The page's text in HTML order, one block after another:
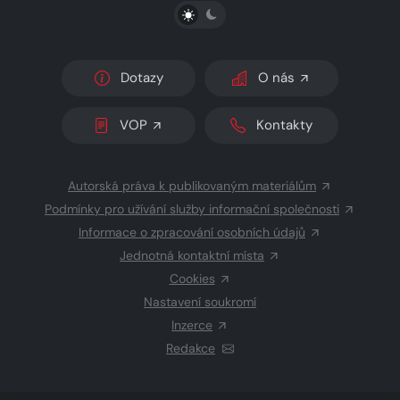
PŘEPNOUT SVĚTLÝ/TMAVÝ REŽIM
Dotazy O nás
VOP Kontakty
Autorská práva k publikovaným materiálům
Podmínky pro užívání služby informační společnosti
Informace o zpracování osobních údajů
Jednotná kontaktní místa
Cookies
Nastavení soukromí
Inzerce
Redakce